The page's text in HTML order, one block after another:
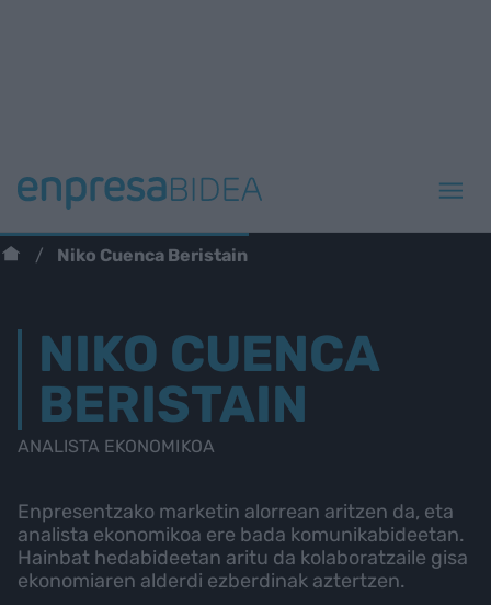
Niko Cuenca Beristain
NIKO CUENCA
BERISTAIN
ANALISTA EKONOMIKOA
Enpresentzako marketin alorrean aritzen da, eta
analista ekonomikoa ere bada komunikabideetan.
Hainbat hedabideetan aritu da kolaboratzaile gisa
ekonomiaren alderdi ezberdinak aztertzen.